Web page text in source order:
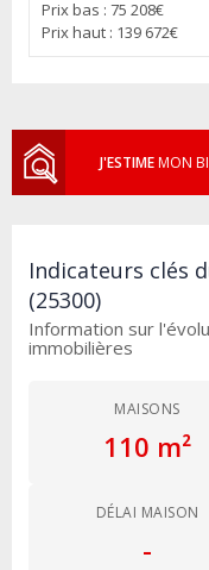
Prix bas : 75 208€
Prix haut : 139 672€
J'ESTIMEMON
Indicateurs clés
(25300)
Information sur
immobilières
MAISONS
110 m²
DÉLAI MAISON
-